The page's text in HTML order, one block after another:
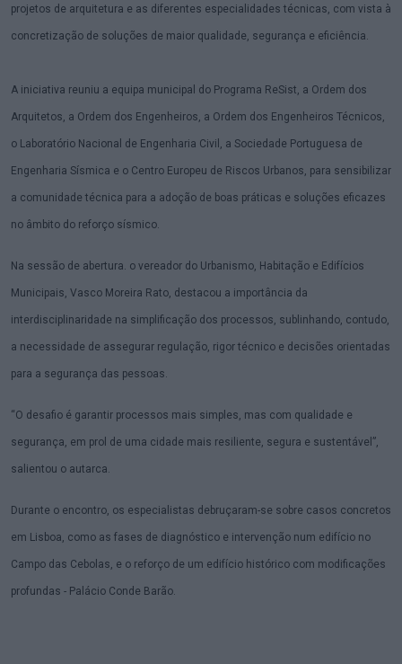
projetos de arquitetura e as diferentes especialidades técnicas, com vista à
concretização de soluções de maior qualidade, segurança e eficiência.
A iniciativa reuniu a equipa municipal do Programa ReSist, a Ordem dos
Arquitetos, a Ordem dos Engenheiros, a Ordem dos Engenheiros Técnicos,
o Laboratório Nacional de Engenharia Civil, a Sociedade Portuguesa de
Engenharia Sísmica e o Centro Europeu de Riscos Urbanos, para sensibilizar
a comunidade técnica para a adoção de boas práticas e soluções eficazes
no âmbito do reforço sísmico.
Na sessão de abertura. o vereador do Urbanismo, Habitação e Edifícios
Municipais, Vasco Moreira Rato, destacou a importância da
interdisciplinaridade na simplificação dos processos, sublinhando, contudo,
a necessidade de assegurar regulação, rigor técnico e decisões orientadas
para a segurança das pessoas.
“O desafio é garantir processos mais simples, mas com qualidade e
segurança, em prol de uma cidade mais resiliente, segura e sustentável”,
salientou o autarca.
Durante o encontro, os especialistas debruçaram-se sobre casos concretos
em Lisboa, como as fases de diagnóstico e intervenção num edifício no
Campo das Cebolas, e o reforço de um edifício histórico com modificações
profundas - Palácio Conde Barão.